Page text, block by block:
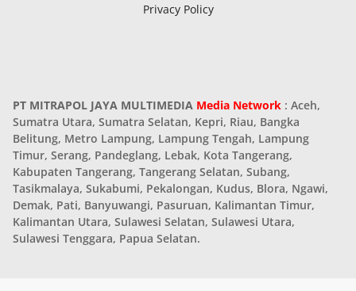
Privacy Policy
PT MITRAPOL JAYA MULTIMEDIA Media Network : Aceh,
Sumatra Utara, Sumatra Selatan, Kepri, Riau, Bangka
Belitung, Metro Lampung, Lampung Tengah, Lampung
Timur, Serang, Pandeglang, Lebak, Kota Tangerang,
Kabupaten Tangerang, Tangerang Selatan, Subang,
Tasikmalaya, Sukabumi, Pekalongan, Kudus, Blora, Ngawi,
Demak, Pati, Banyuwangi, Pasuruan, Kalimantan Timur,
Kalimantan Utara, Sulawesi Selatan, Sulawesi Utara,
Sulawesi Tenggara, Papua Selatan.